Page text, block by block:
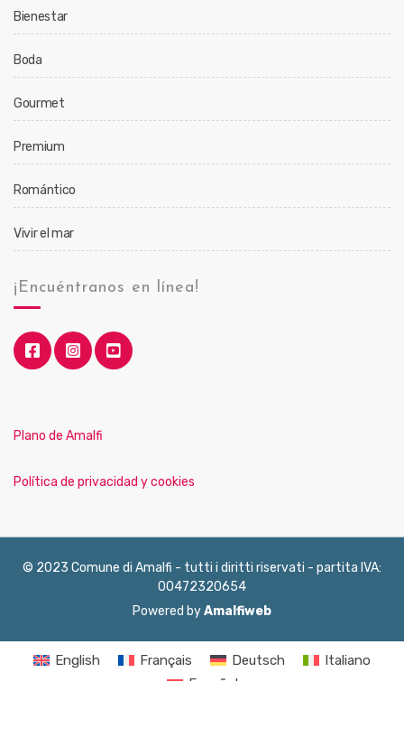
Bienestar
Boda
Gourmet
Premium
Romántico
Vivir el mar
¡Encuéntranos en línea!
Plano de Amalfi
Política de privacidad y cookies
© 2023 Comune di Amalfi - tutti i diritti riservati - partita IVA:
00472320654
Powered byAmalfiweb
English Français Deutsch
Italiano
Español